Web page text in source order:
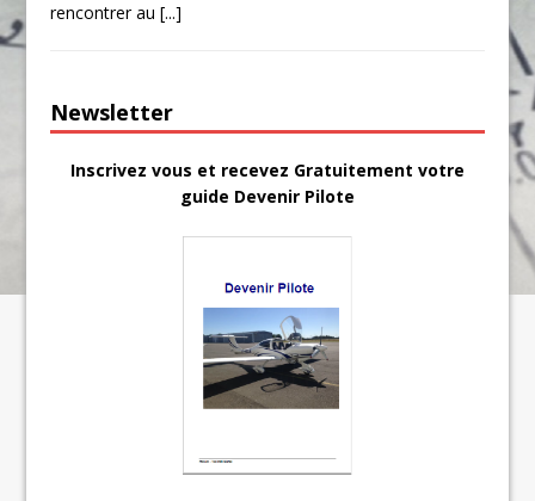
rencontrer au[...]
Newsletter
Inscrivez vous et recevez Gratuitement votre
guide Devenir Pilote